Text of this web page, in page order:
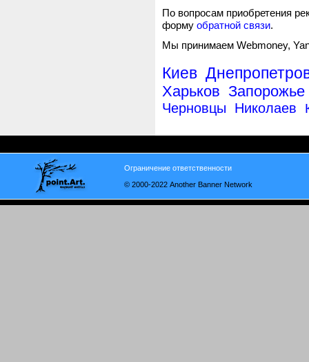
По вопросам приобретения
форму обратной связи.
Мы принимаем Webmoney,
Киев
Харьков Запорожье
Черновцы Николаев
Ограничение ответственности
© 2000-2022 Another Banner Network